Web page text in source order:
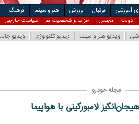
آموزشی فوتبال ورزش هنر و سینما فرهنگ
دولت مجلس احزاب و شخصیت ها سیاست خارجی
ویدیو هنر و سینما ویدیو تکنولوژی ویدیو
مجله خودرو
لامبورگینی با هواپیما